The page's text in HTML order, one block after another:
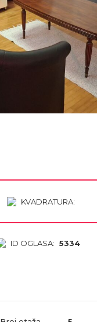
KVADRATURA:
ID OGLASA: 5334